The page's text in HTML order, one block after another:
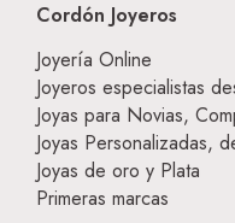
Cordón Joyeros
Joyería Online
Joyeros especialistas
Joyas para Novias,
Joyas Personalizadas,
Joyas de oro y Plata
Primeras marcas